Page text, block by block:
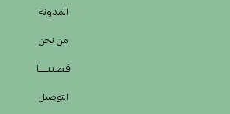
المدونة
من نحن
قـصـتـنــــــا
التوصيل